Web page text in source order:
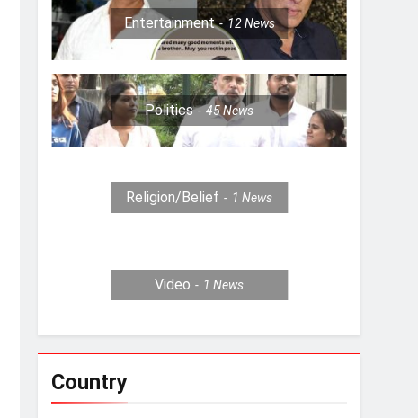
Entertainment 12News
Politics 45News
Religion/Belief 1News
Video 1News
Country